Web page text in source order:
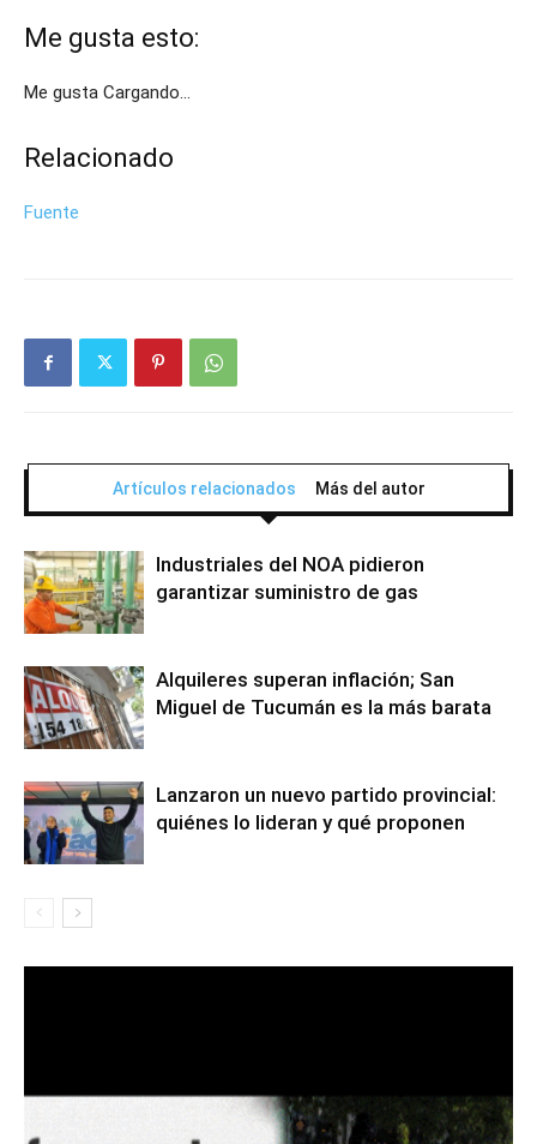
Me gusta esto:
Me gusta Cargando…
Relacionado
Fuente
Artículos relacionados Más del autor
Industriales del NOA pidieron
garantizar suministro de gas
Alquileres superan inflación; San
Miguel de Tucumán es la más barata
Lanzaron un nuevo partido provincial:
quiénes lo lideran y qué proponen